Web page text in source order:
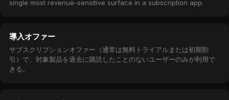
single most revenue-sensitive surface in a subscription app.
導入オファー
サブスクリプションオファー（通常は無料トライアルまたは初期割
引）で、対象製品を過去に購読したことのないユーザーのみが利用で
きる。